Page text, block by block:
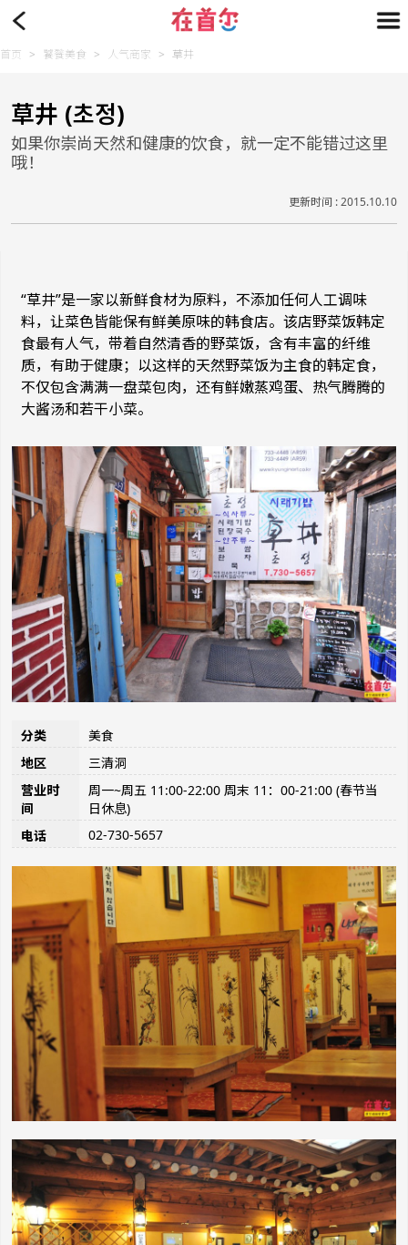
首页 > 饕餮美食 > 人气商家 > 草井
草井 (초정)
如果你崇尚天然和健康的饮食，就一定不能错过这里
哦！
更新时间 : 2015.10.10
“草井”是一家以新鲜食材为原料，不添加任何人工调味
料，让菜色皆能保有鲜美原味的韩食店。该店野菜饭韩定
食最有人气，带着自然清香的野菜饭，含有丰富的纤维
质，有助于健康；以这样的天然野菜饭为主食的韩定食，
不仅包含满满一盘菜包肉，还有鲜嫩蒸鸡蛋、热气腾腾的
大酱汤和若干小菜。
分类
美食
地区
三清洞
营业时
间
周一~周五 11:00-22:00 周末 11：00-21:00 (春节当
日休息)
电话
02-730-5657